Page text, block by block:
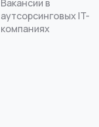
Вакансии в
аутсорсинговых IT-
компаниях